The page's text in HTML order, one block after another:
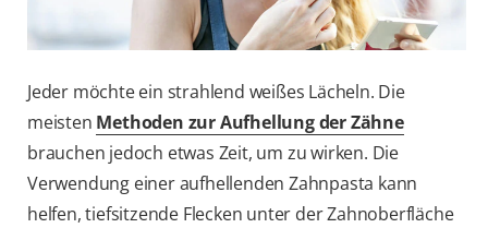
Jeder möchte ein strahlend weißes Lächeln. Die
meisten Methoden zur Aufhellung der Zähne
brauchen jedoch etwas Zeit, um zu wirken. Die
Verwendung einer aufhellenden Zahnpasta kann
helfen, tiefsitzende Flecken unter der Zahnoberfläche